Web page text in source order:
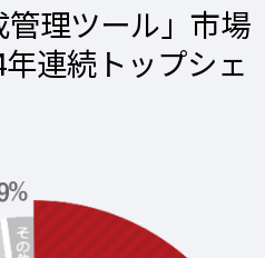
管理ツール」市場
連続トップシェ